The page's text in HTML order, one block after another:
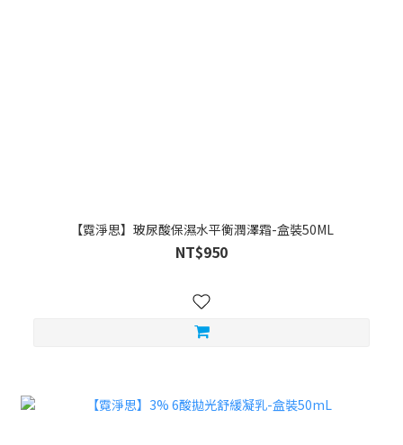
【霓淨思】玻尿酸保濕水平衡潤澤霜-盒裝50ML
NT$950